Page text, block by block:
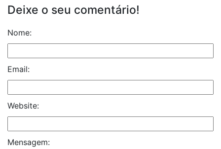
Deixe o seu comentário!
Nome:
Email:
Website:
Mensagem: